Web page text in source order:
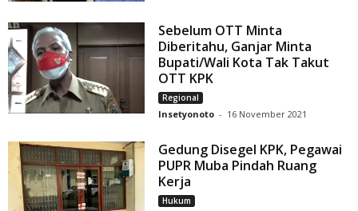
Sebelum OTT Minta
Diberitahu, Ganjar Minta
Bupati/Wali Kota Tak Takut
OTT KPK
Regional
Insetyonoto - 16 November 2021
Gedung Disegel KPK, Pegawai
PUPR Muba Pindah Ruang
Kerja
Hukum